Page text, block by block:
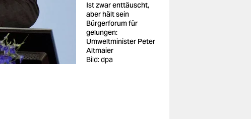
Ist zwar enttäuscht,
aber hält sein
Bürgerforum für
gelungen:
Umweltminister Peter
Altmaier
Bild: dpa